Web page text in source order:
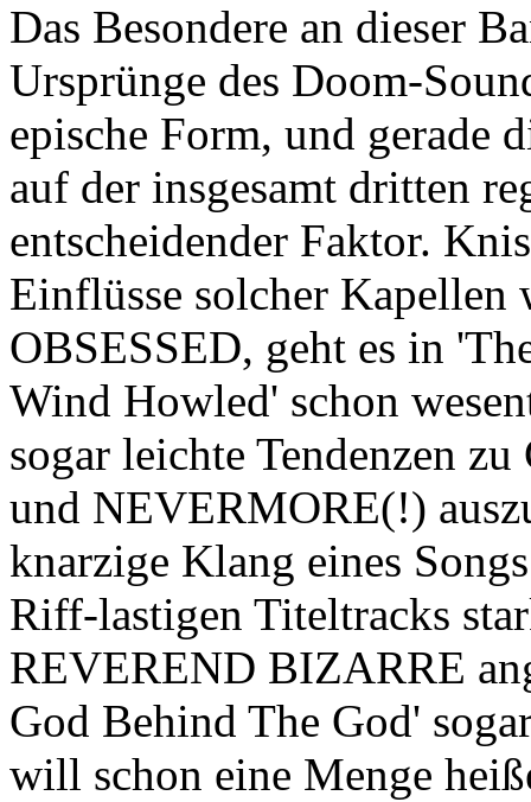
Das Besondere an dieser
Ursprünge des Doom-
epische Form, und gerade
auf der insgesamt dritten
entscheidender Faktor.
Einflüsse solcher
OBSESSED, geht es in
Wind Howled' schon
sogar leichte Tendenzen
und NEVERMORE(!)
knarzige Klang eines
Riff-lastigen Titeltracks
REVEREND BIZARRE
God Behind The God'
will schon eine Menge